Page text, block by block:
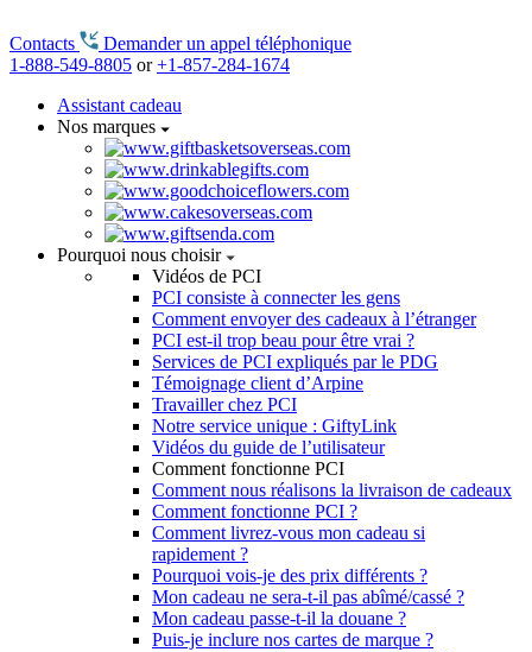
Contacts
Demander un appel téléphonique
1-888-549-8805 or+1-857-284-1674
Assistant cadeau
Nos marques
Pourquoi nous choisir
Vidéos de PCI
PCI consiste à connecter les gens
Comment envoyer des cadeaux à l’étranger
PCI est-il trop beau pour être vrai ?
Services de PCI expliqués par le PDG
Témoignage client d’Arpine
Travailler chez PCI
Notre service unique : GiftyLink
Vidéos du guide de l’utilisateur
Comment fonctionne PCI
Comment nous réalisons la livraison de cadeaux
Comment fonctionne PCI ?
Comment livrez-vous mon cadeau si
rapidement ?
Pourquoi vois-je des prix différents ?
Mon cadeau ne sera-t-il pas abîmé/cassé ?
Mon cadeau passe-t-il la douane ?
Puis-je inclure nos cartes de marque ?